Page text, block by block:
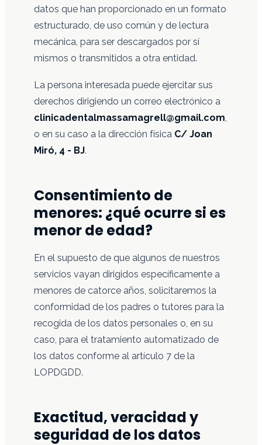
datos que han proporcionado en un formato
estructurado, de uso común y de lectura
mecánica, para ser descargados por sí
mismos o transmitidos a otra entidad.
La persona interesada puede ejercitar sus
derechos dirigiendo un correo electrónico a
clinicadentalmassamagrell@gmail.com,
o en su caso a la dirección física C/ Joan
Miró, 4 - BJ.
Consentimiento de
menores: ¿qué ocurre si es
menor de edad?
En el supuesto de que algunos de nuestros
servicios vayan dirigidos específicamente a
menores de catorce años, solicitaremos la
conformidad de los padres o tutores para la
recogida de los datos personales o, en su
caso, para el tratamiento automatizado de
los datos conforme al artículo 7 de la
LOPDGDD.
Exactitud, veracidad y
seguridad de los datos